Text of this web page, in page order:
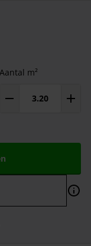
Aantal m²